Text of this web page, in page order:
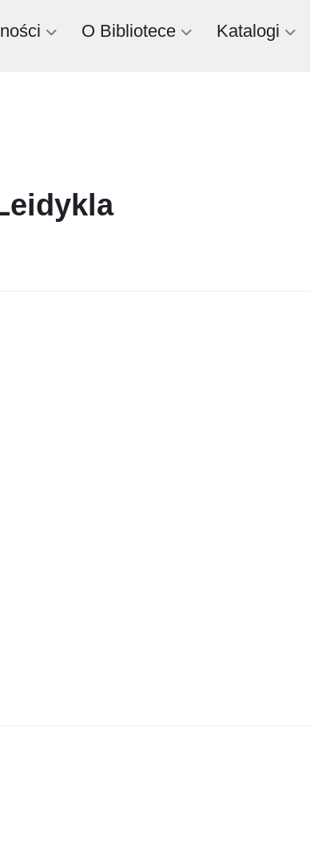
O Bibliotece Katalogi